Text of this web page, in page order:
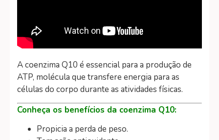
A coenzima Q10 é essencial para a produção de
ATP, molécula que transfere energia para as
células do corpo durante as atividades físicas.
Conheça os benefícios da coenzima Q10:
Propicia a perda de peso.